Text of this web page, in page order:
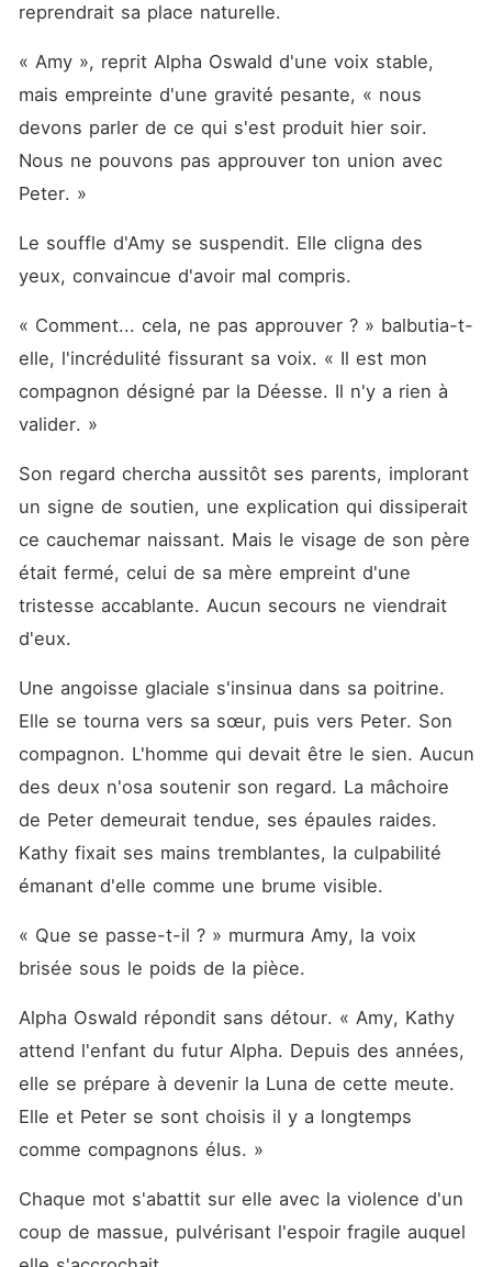
reprendrait sa place naturelle.
« Amy », reprit Alpha Oswald d'une voix stable,
mais empreinte d'une gravité pesante, « nous
devons parler de ce qui s'est produit hier soir.
Nous ne pouvons pas approuver ton union avec
Peter. »
Le souffle d'Amy se suspendit. Elle cligna des
yeux, convaincue d'avoir mal compris.
« Comment... cela, ne pas approuver ? » balbutia-t-
elle, l'incrédulité fissurant sa voix. « Il est mon
compagnon désigné par la Déesse. Il n'y a rien à
valider. »
Son regard chercha aussitôt ses parents, implorant
un signe de soutien, une explication qui dissiperait
ce cauchemar naissant. Mais le visage de son père
était fermé, celui de sa mère empreint d'une
tristesse accablante. Aucun secours ne viendrait
d'eux.
Une angoisse glaciale s'insinua dans sa poitrine.
Elle se tourna vers sa sœur, puis vers Peter. Son
compagnon. L'homme qui devait être le sien. Aucun
des deux n'osa soutenir son regard. La mâchoire
de Peter demeurait tendue, ses épaules raides.
Kathy fixait ses mains tremblantes, la culpabilité
émanant d'elle comme une brume visible.
« Que se passe-t-il ? » murmura Amy, la voix
brisée sous le poids de la pièce.
Alpha Oswald répondit sans détour. « Amy, Kathy
attend l'enfant du futur Alpha. Depuis des années,
elle se prépare à devenir la Luna de cette meute.
Elle et Peter se sont choisis il y a longtemps
comme compagnons élus. »
Chaque mot s'abattit sur elle avec la violence d'un
coup de massue, pulvérisant l'espoir fragile auquel